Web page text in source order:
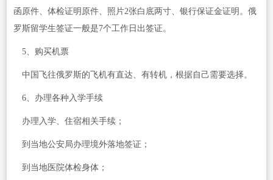
函原件、体检证明原件、照片2张白底两寸、银行保证金证明。俄
罗斯留学生签证一般是7个工作日出签证。
5、购买机票
中国飞往俄罗斯的飞机有直达、有转机，根据自己需要选择。
6、办理各种入学手续
办理入学、住宿相关手续；
到当地公安局办理境外落地签证；
到当地医院体检身体；